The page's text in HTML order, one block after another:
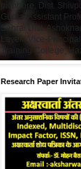
pichhore, Dist.
Gupta, Assistant
Sahrai Dist.
Layek, Vice-
Training College,
Research Paper